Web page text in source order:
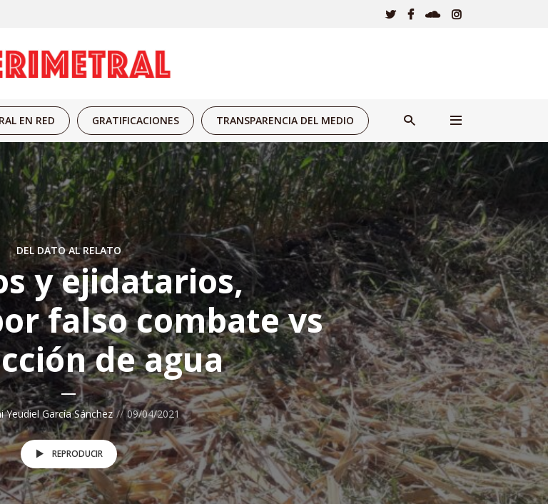
EN RED GRATIFICACIONES TRANSPARENCIA DEL MEDIO
DEL DATO AL RELATO
y ejidatarios,
falso combate vs
de agua
Yeudiel García Sánchez 09/04/2021
REPRODUCIR